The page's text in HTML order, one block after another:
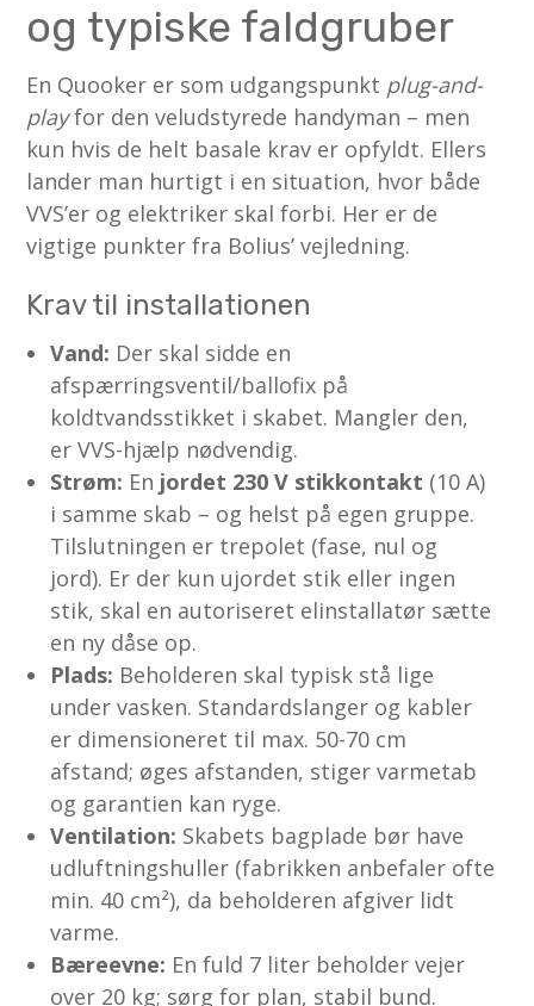
og typiske faldgruber
En Quooker er som udgangspunkt plug-and-
playfor den veludstyrede handyman – men
kun hvis de helt basale krav er opfyldt. Ellers
lander man hurtigt i en situation, hvor både
VVS’er og elektriker skal forbi. Her er de
vigtige punkter fra Bolius’ vejledning.
Krav til installationen
Vand: Der skal sidde en
afspærringsventil/ballofix på
koldtvandsstikket i skabet. Mangler den,
er VVS-hjælp nødvendig.
Strøm: En jordet 230 V stikkontakt (10 A)
i samme skab – og helst på egen gruppe.
Tilslutningen er trepolet (fase, nul og
jord). Er der kun ujordet stik eller ingen
stik, skal en autoriseret elinstallatør sætte
en ny dåse op.
Plads: Beholderen skal typisk stå lige
under vasken. Standard­slanger og kabler
er dimensioneret til max. 50-70 cm
afstand; øges afstanden, stiger varmetab
og garantien kan ryge.
Ventilation: Skabets bagplade bør have
udluftningshuller (fabrikken anbefaler ofte
min. 40 cm²), da beholderen afgiver lidt
varme.
Bæreevne: En fuld 7 liter beholder vejer
over 20 kg; sørg for plan, stabil bund.